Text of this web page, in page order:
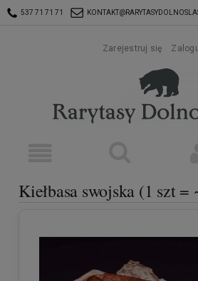
537 71 71 71
Zarejestruj się
Kiełbasa swojska (1 szt =